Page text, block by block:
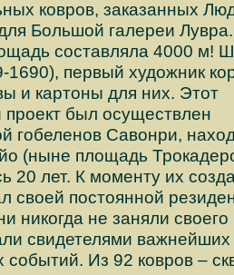
ковров, заказанных
Большой галереи Лувра.
составляла 4000 м!
1690), первый художник
и картоны для них. Этот
проект был осуществлен
гобеленов Савонри,
(ныне площадь
20 лет. К моменту их
своей постоянной
никогда не заняли
свидетелями важнейших
событий. Из 92 ковров –